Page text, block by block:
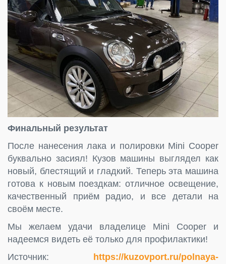
Финальный результат
После нанесения лака и полировки Mini Cooper
буквально засиял! Кузов машины выглядел как
новый, блестящий и гладкий. Теперь эта машина
готова к новым поездкам: отличное освещение,
качественный приём радио, и все детали на
своём месте.
Мы желаем удачи владелице Mini Cooper и
надеемся видеть её только для профилактики!
Источник:
https://kuzovport.ru/polnaya-